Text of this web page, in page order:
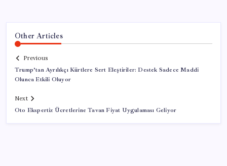
Other Articles
Previous
Trump’tan Ayrılıkçı Kürtlere Sert Eleştiriler: Destek Sadece Maddi
Olunca Etkili Oluyor
Next
Oto Ekspertiz Ücretlerine Tavan Fiyat Uygulaması Geliyor